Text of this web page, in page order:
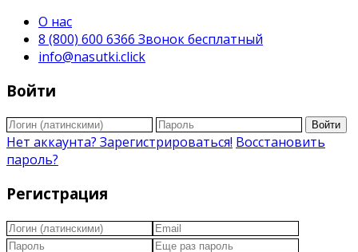
О нас
8 (800) 600 6366 Звонок бесплатный
info@nasutki.click
Войти
Войти
Нет аккаунта? Зарегистрироваться! Восстановить
пароль?
Регистрация